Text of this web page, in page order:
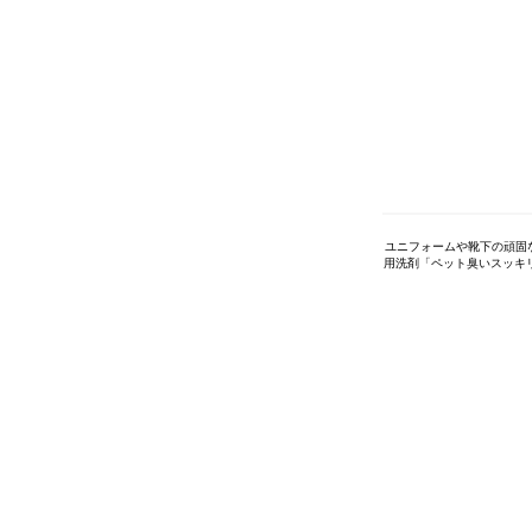
ユニフォームや靴下の頑
用洗剤「ペット臭いスッ